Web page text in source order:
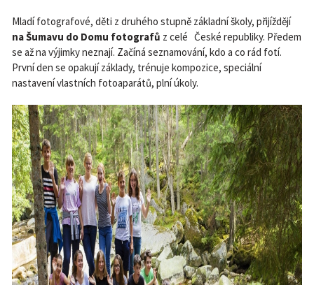
Mladí fotografové, děti z druhého stupně základní školy, přijíždějí
na Šumavu do Domu fotografů z celé České republiky. Předem
se až na výjimky neznají. Začíná seznamování, kdo a co rád fotí.
První den se opakují základy, trénuje kompozice, speciální
nastavení vlastních fotoaparátů, plní úkoly.